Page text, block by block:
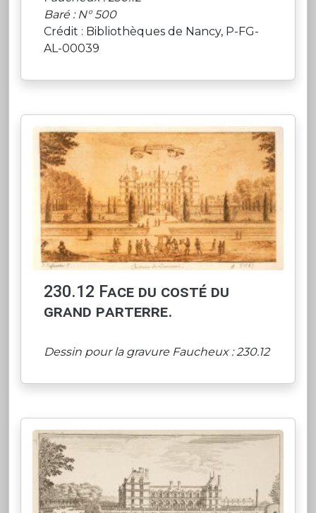
Baré : N° 500
Crédit : Bibliothèques de Nancy, P-FG-
AL-00039
230.12 Face du costé du
grand parterre.
Dessin pour la gravure Faucheux : 230.12